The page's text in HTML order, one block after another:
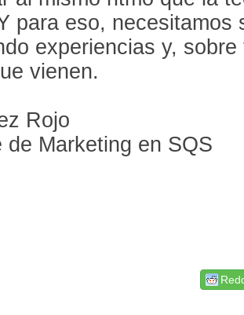
para eso, necesitamos
experiencias y,
vienen.
Rojo
de Marketing en SQS